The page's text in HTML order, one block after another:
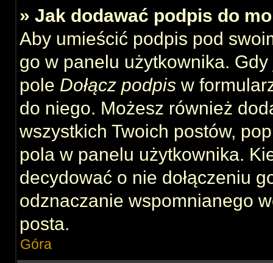
» Jak dodawać podpis do
Aby umieścić podpis pod
go w panelu użytkownika.
pole Dołącz podpis w
do niego. Możesz również
wszystkich Twoich postów,
pola w panelu użytkownika.
decydować o nie dołączeniu
odznaczanie wspomnianego
posta.
Góra